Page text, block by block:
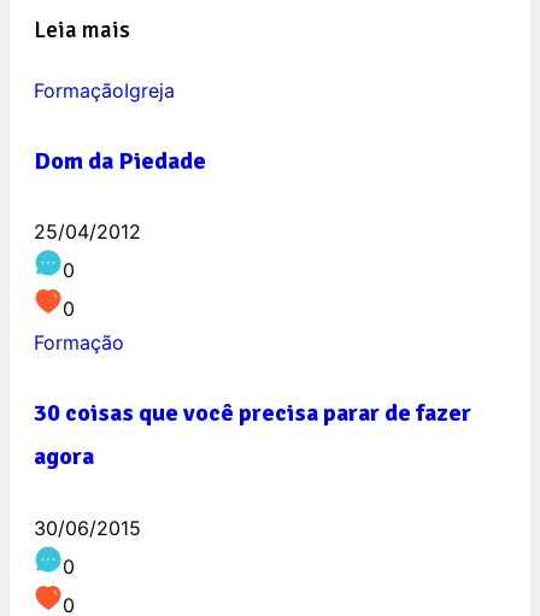
Leia mais
FormaçãoIgreja
Dom da Piedade
25/04/2012
0
0
Formação
30 coisas que você precisa parar de fazer
agora
30/06/2015
0
0